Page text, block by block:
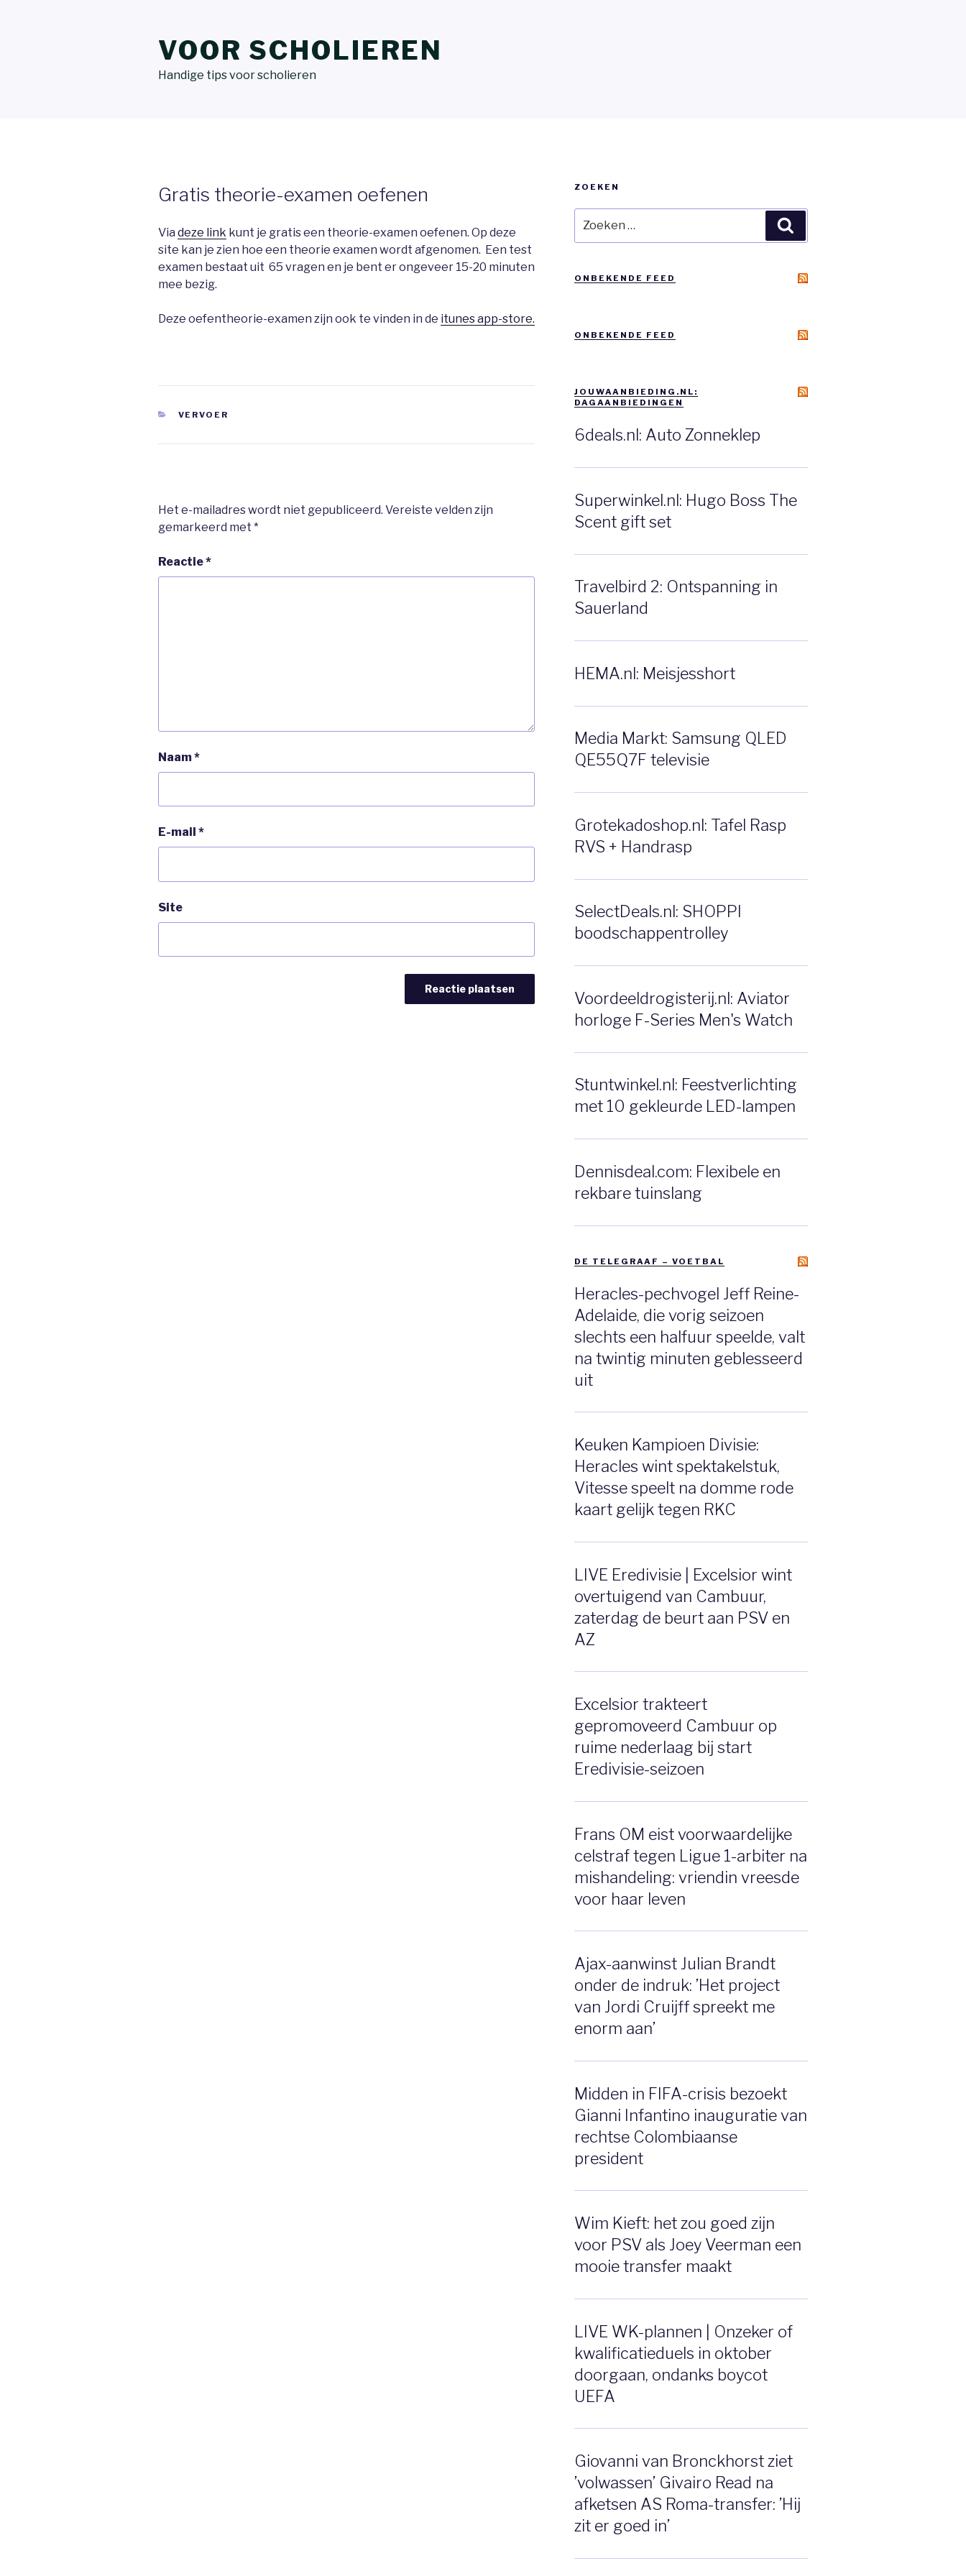
VOOR SCHOLIEREN
Handige tips voor scholieren
Gratis theorie-examen oefenen
Via deze link kunt je gratis een theorie-examen oefenen. Op deze
site kan je zien hoe een theorie examen wordt afgenomen. Een test
examen bestaat uit 65 vragen en je bent er ongeveer 15-20 minuten
mee bezig.
Deze oefentheorie-examen zijn ook te vinden in de itunes app-store.
CATEGORIEËN
VERVOER
Het e-mailadres wordt niet gepubliceerd. Vereiste velden zijn
gemarkeerd met *
Reactie*
Naam*
E-mail *
Site
ZOEKEN
naar:
ONBEKENDE FEED
ONBEKENDE FEED
JOUWAANBIEDING.NL:
DAGAANBIEDINGEN
6deals.nl: Auto Zonneklep
Superwinkel.nl: Hugo Boss The
Scent gift set
Travelbird 2: Ontspanning in
Sauerland
HEMA.nl: Meisjesshort
Media Markt: Samsung QLED
QE55Q7F televisie
Grotekadoshop.nl: Tafel Rasp
RVS + Handrasp
SelectDeals.nl: SHOPPI
boodschappentrolley
Voordeeldrogisterij.nl: Aviator
horloge F-Series Men's Watch
Stuntwinkel.nl: Feestverlichting
met 10 gekleurde LED-lampen
Dennisdeal.com: Flexibele en
rekbare tuinslang
DE TELEGRAAF – VOETBAL
Heracles-pechvogel Jeff Reine-
Adelaide, die vorig seizoen
slechts een halfuur speelde, valt
na twintig minuten geblesseerd
uit
Keuken Kampioen Divisie:
Heracles wint spektakelstuk,
Vitesse speelt na domme rode
kaart gelijk tegen RKC
LIVE Eredivisie | Excelsior wint
overtuigend van Cambuur,
zaterdag de beurt aan PSV en
AZ
Excelsior trakteert
gepromoveerd Cambuur op
ruime nederlaag bij start
Eredivisie-seizoen
Frans OM eist voorwaardelijke
celstraf tegen Ligue 1-arbiter na
mishandeling: vriendin vreesde
voor haar leven
Ajax-aanwinst Julian Brandt
onder de indruk: ’Het project
van Jordi Cruijff spreekt me
enorm aan’
Midden in FIFA-crisis bezoekt
Gianni Infantino inauguratie van
rechtse Colombiaanse
president
Wim Kieft: het zou goed zijn
voor PSV als Joey Veerman een
mooie transfer maakt
LIVE WK-plannen | Onzeker of
kwalificatieduels in oktober
doorgaan, ondanks boycot
UEFA
Giovanni van Bronckhorst ziet
’volwassen’ Givairo Read na
afketsen AS Roma-transfer: ’Hij
zit er goed in’